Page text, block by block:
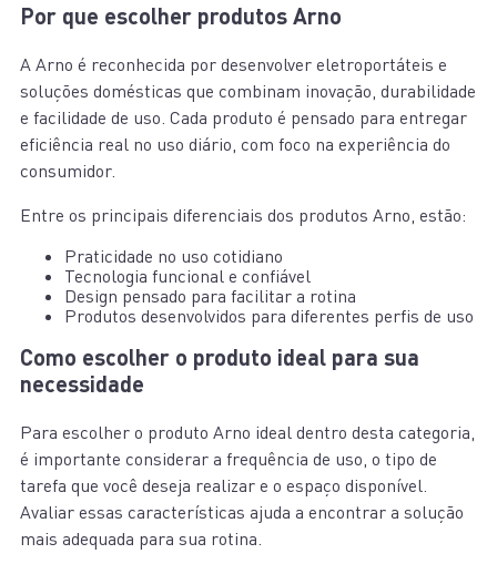
Por que escolher produtos Arno
A Arno é reconhecida por desenvolver eletroportáteis e
soluções domésticas que combinam inovação, durabilidade
e facilidade de uso. Cada produto é pensado para entregar
eficiência real no uso diário, com foco na experiência do
consumidor.
Entre os principais diferenciais dos produtos Arno, estão:
Praticidade no uso cotidiano
Tecnologia funcional e confiável
Design pensado para facilitar a rotina
Produtos desenvolvidos para diferentes perfis de uso
Como escolher o produto ideal para sua
necessidade
Para escolher o produto Arno ideal dentro desta categoria,
é importante considerar a frequência de uso, o tipo de
tarefa que você deseja realizar e o espaço disponível.
Avaliar essas características ajuda a encontrar a solução
mais adequada para sua rotina.